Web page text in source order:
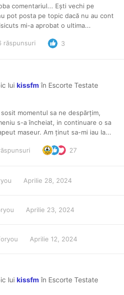
comentariul... Ești vechi pe
pot posta pe topic dacă nu au cont
mi-a aprobat o ultima...
răspunsuri 3
lui kissfm în Escorte Testate
momentul sa ne despărțim,
s-a încheiat, in continuare o sa
maseur. Am ținut sa-mi iau la...
27
Aprilie 28, 2024
Aprilie 23, 2024
Aprilie 12, 2024
lui kissfm în Escorte Testate